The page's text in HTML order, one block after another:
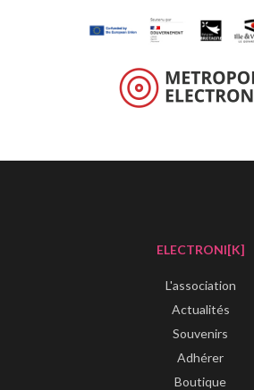
ELECTRONI[K]
L'association
Actualités
Souvenirs
Adhérer
Boutique